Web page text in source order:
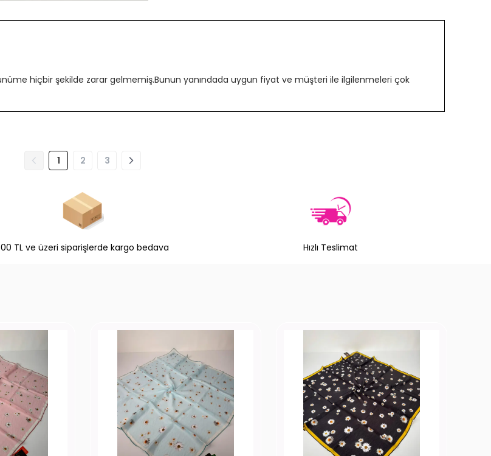
hiçbir şekilde zarar gelmemiş.Bunun yanındada uygun fiyat ve müşteri ile ilgilenmeleri çok
1 2 3
TL ve üzeri siparişlerde kargo bedava Hızlı Teslimat